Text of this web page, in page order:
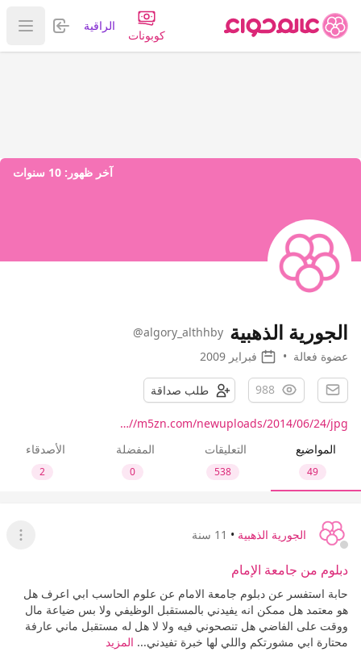
كوبونات
الراقية تسجيل
عرض
آخر ظهور: 10 سنوات
الجورية الذهبية @algory_althhby
عضوة فعالة • فبراير 2009
988 طلب صداقة
m5zn.com/newuploads/2014/06/24/jpg//…
المواضيع
49
التعليقات
538
المفضلة
0
الأصدقاء
2
الجورية الذهبية • 11 سنة
عرض
دبلوم من جامعة الإمام
حابة استفسر عن دبلوم جامعة الامام عن علوم الحاسب ابي اعرف هل
هو معتمد هل ممكن انه يفيدني بالمستقبل الوظيفي وﻻ بس ضياعة مال
ووقت على الفاضي هل تنصحوني فيه وﻻ ﻻ هل له مستقبل ماني عارفة
محتارة ابي مشورتكم واللي لها خبرة تفيدني... المزيد